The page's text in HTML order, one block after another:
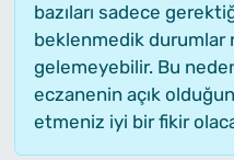
bazıları sadece
beklenmedik durumlar
gelemeyebilir. Bu
eczanenin açık
etmeniz iyi bir fikir